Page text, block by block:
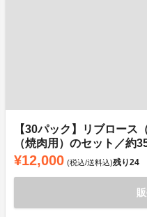
【30パック】リブロース
（焼肉用）のセット／約
¥12,000 (税込/送料込)残り24